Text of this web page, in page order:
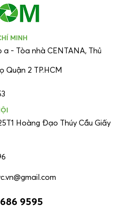
MINH
a - Tòa nhà CENTANA, Thủ
Quận 2 TP.HCM
Hoàng Đạo Thúy Cầu Giấy
9595